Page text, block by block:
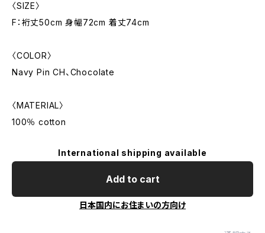
〈SIZE〉
F：裄丈50cm 身幅72cm 着丈74cm
〈COLOR〉
Navy Pin CH、Chocolate
〈MATERIAL〉
100％ cotton
International shipping available
Add to cart
日本国内にお住まいの方向け